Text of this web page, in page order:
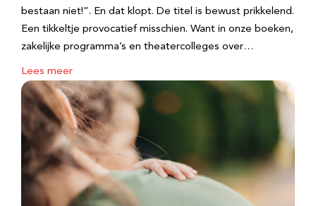
bestaan niet!”. En dat klopt. De titel is bewust prikkelend.
Een tikkeltje provocatief misschien. Want in onze boeken,
zakelijke programma’s en theatercolleges over…
Lees meer